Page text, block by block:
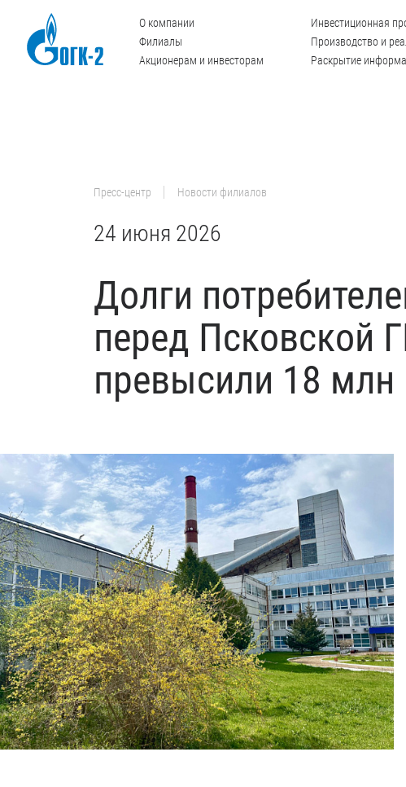
О компании
Филиалы
Акционерам и инвесторам
Инвестиционная
Производство и
Раскрытие
Пресс-центр Новости филиалов
24 июня 2026
Долги
перед Псковской
превысили 18 млн